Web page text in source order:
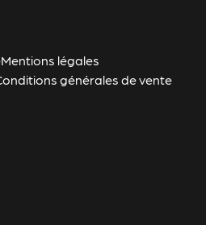
Mentions légales
générales de vente